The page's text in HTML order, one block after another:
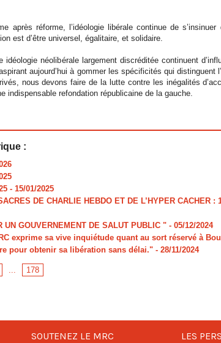
après réforme, l’idéologie libérale continue de
est d’être universel, égalitaire, et solidaire.
idéologie néolibérale largement discréditée continuent
aujourd’hui à gommer les spécificités qui distinguent
nous devons faire de la lutte contre les inégalités
indispensable refondation républicaine de la gauche.
:
- 15/01/2025
DE CHARLIE HEBDO ET DE L’HYPER CACHER :
UN GOUVERNEMENT DE SALUT PUBLIC " - 05/12/2024
exprime sa vive inquiétude quant au sort réservé à
pour obtenir sa libération sans délai." - 28/11/2024
... 178
SOUTENEZ LE MRC LES